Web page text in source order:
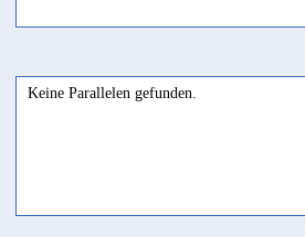
Keine Parallelen gefunden.